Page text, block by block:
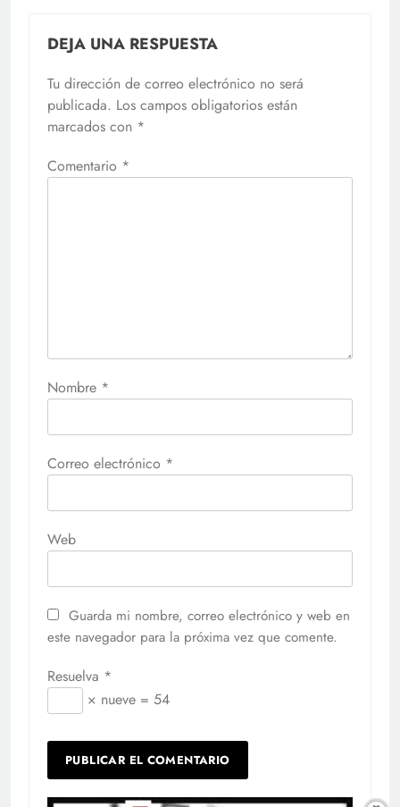
DEJA UNA RESPUESTA
Tu dirección de correo electrónico no será
publicada. Los campos obligatorios están
marcados con *
Comentario *
Nombre *
Correo electrónico *
Web
Guarda mi nombre, correo electrónico y web en
este navegador para la próxima vez que comente.
Resuelva *
× nueve = 54